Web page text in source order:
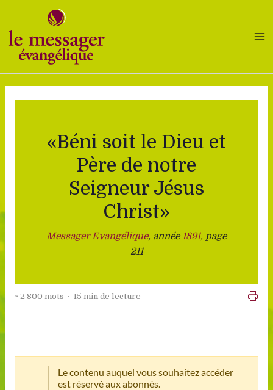
contenu
«Béni soit le Dieu et
Père de notre
Seigneur Jésus
Christ»
Messager Evangélique, année1891, page
211
~ 2 800 mots · 15 min de lecture
Le contenu auquel vous souhaitez accéder
est réservé aux abonnés.